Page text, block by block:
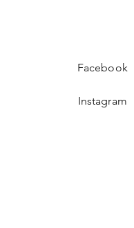
Facebook
Instagram